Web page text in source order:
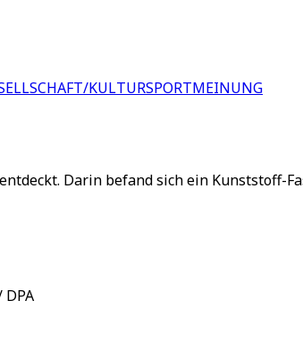
KULTURSPORTMEINUNG
Darin befand sich ein Kunststoff-